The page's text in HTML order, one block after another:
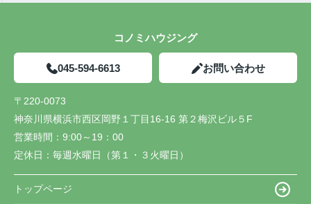
コノミハウジング
045-594-6613 お問い合わせ
〒220-0073
神奈川県横浜市西区岡野１丁目16-16 第２梅沢ビル５F
営業時間： 9:00～19：00
定休日： 毎週水曜日（第１・３火曜日）
トップページ